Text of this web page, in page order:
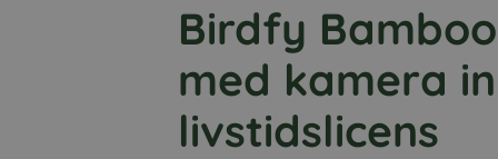
Birdfy
med kamera
livstidslicens